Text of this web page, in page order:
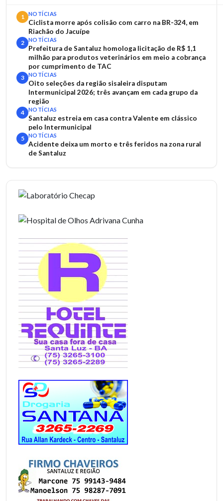
1 NOTÍCIAS
Ciclista morre após colisão com carro na BR-324, em
Riachão do Jacuípe
2 NOTÍCIAS
Prefeitura de Santaluz homologa licitação de R$ 1,1
milhão para produtos veterinários em meio a cobrança
por cumprimento de TAC
3 NOTÍCIAS
Oito seleções da região sisaleira disputam
Intermunicipal 2026; três avançam em cada grupo da
região
4 NOTÍCIAS
Santaluz estreia em casa contra Valente em clássico
pelo Intermunicipal
5 NOTÍCIAS
Acidente deixa um morto e três feridos na zona rural
de Santaluz